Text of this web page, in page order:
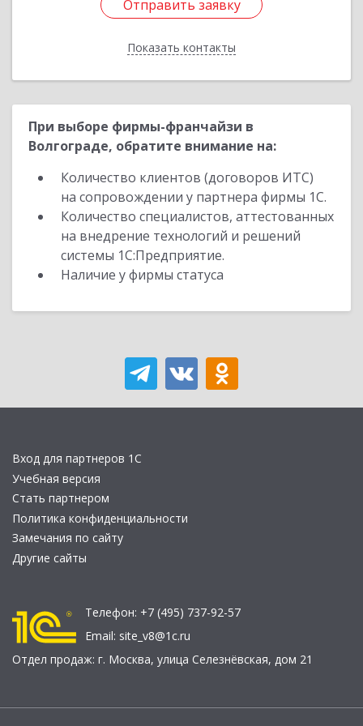
Отправить заявку
Показать контакты
Отправить заявку
Назад
При выборе фирмы-франчайзи в
Волгограде, обратите внимание на:
Количество клиентов (договоров ИТС)
на сопровождении у партнера фирмы 1С.
Количество специалистов, аттестованных
на внедрение технологий и решений
системы 1С:Предприятие.
Наличие у фирмы статуса
Вход для партнеров 1С
Учебная версия
Стать партнером
Политика конфиденциальности
Замечания по сайту
Другие сайты
Телефон: +7 (495) 737-92-57
Email: site_v8@1c.ru
Отдел продаж: г. Москва, улица Селезнёвская, дом 21